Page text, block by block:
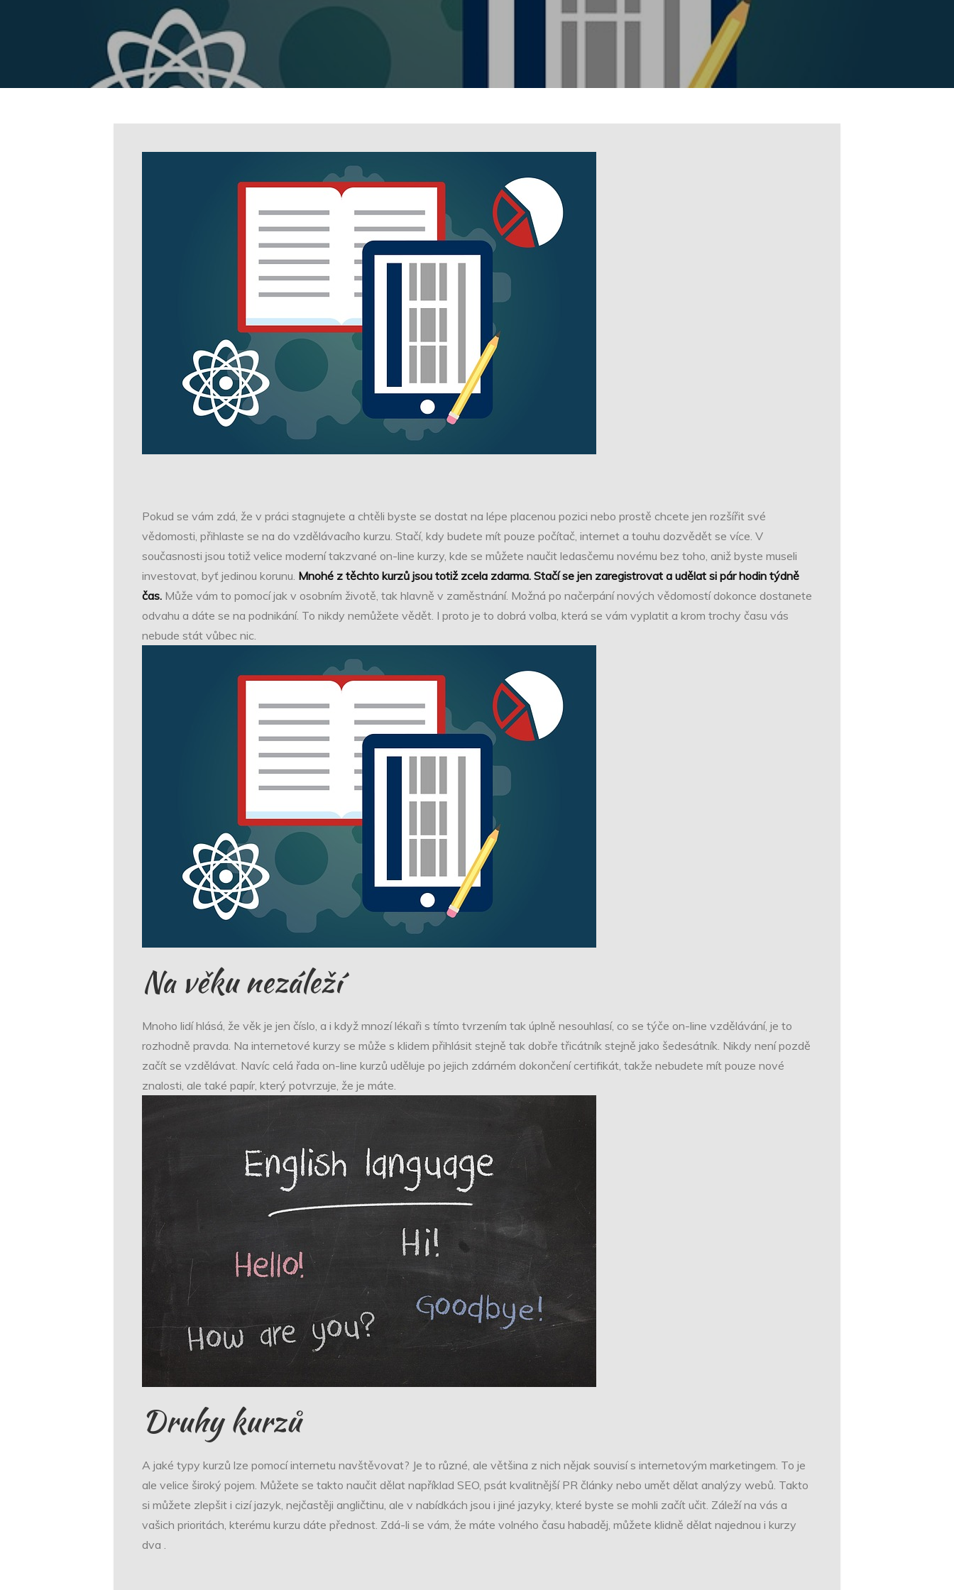
Pokud se vám zdá, že v práci stagnujete a chtěli byste se dostat na lépe placenou pozici nebo prostě chcete jen rozšířit své
vědomosti, přihlaste se na do vzdělávacího kurzu. Stačí, kdy budete mít pouze počítač, internet a touhu dozvědět se více. V
současnosti jsou totiž velice moderní takzvané on-line kurzy, kde se můžete naučit ledasčemu novému bez toho, aniž byste museli
investovat, byť jedinou korunu. Mnohé z těchto kurzů jsou totiž zcela zdarma. Stačí se jen zaregistrovat a udělat si pár hodin týdně
čas. Může vám to pomocí jak v osobním životě, tak hlavně v zaměstnání. Možná po načerpání nových vědomostí dokonce dostanete
odvahu a dáte se na podnikání. To nikdy nemůžete vědět. I proto je to dobrá volba, která se vám vyplatit a krom trochy času vás
nebude stát vůbec nic.
Na věku nezáleží
Mnoho lidí hlásá, že věk je jen číslo, a i když mnozí lékaři s tímto tvrzením tak úplně nesouhlasí, co se týče on-line vzdělávání, je to
rozhodně pravda. Na internetové kurzy se může s klidem přihlásit stejně tak dobře třicátník stejně jako šedesátník. Nikdy není pozdě
začít se vzdělávat. Navíc celá řada on-line kurzů uděluje po jejich zdárném dokončení certifikát, takže nebudete mít pouze nové
znalosti, ale také papír, který potvrzuje, že je máte.
Druhy kurzů
A jaké typy kurzů lze pomocí internetu navštěvovat? Je to různé, ale většina z nich nějak souvisí s internetovým marketingem. To je
ale velice široký pojem. Můžete se takto naučit dělat například SEO, psát kvalitnější PR články nebo umět dělat analýzy webů. Takto
si můžete zlepšit i cizí jazyk, nejčastěji angličtinu, ale v nabídkách jsou i jiné jazyky, které byste se mohli začít učit. Záleží na vás a
vašich prioritách, kterému kurzu dáte přednost. Zdá-li se vám, že máte volného času habaděj, můžete klidně dělat najednou i kurzy
dva .